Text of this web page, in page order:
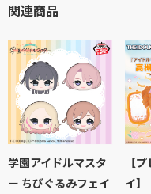
関連商品
学園アイドルマスタ
ー ちびぐるみフェイ
【
イ】